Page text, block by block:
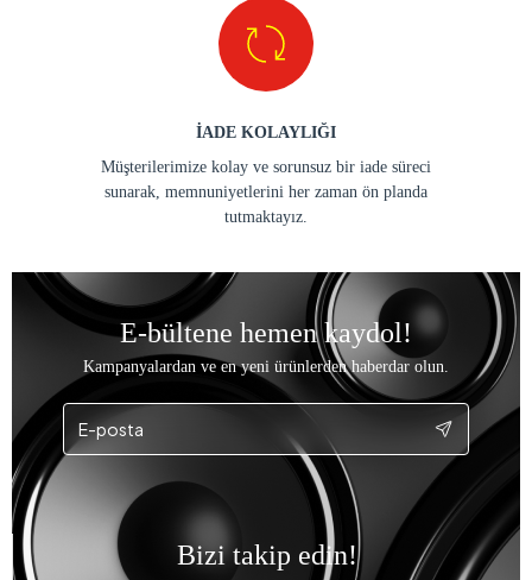
İADE KOLAYLIĞI
Müşterilerimize kolay ve sorunsuz bir iade süreci
sunarak, memnuniyetlerini her zaman ön planda
tutmaktayız.
E-bültene hemen kaydol!
Kampanyalardan ve en yeni ürünlerden haberdar olun.
Bizi takip edin!